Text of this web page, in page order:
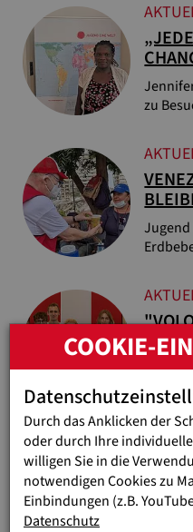
zu
Jugend
würdigt
COOKIE-
Durch das Anklicken der
oder durch Ihre
willigen Sie in die
notwendigen Cookies zu
Einbindungen (z.B.
Datenschutz